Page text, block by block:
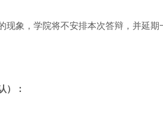
现象，学院将不安排本次答辩，并延期
）：